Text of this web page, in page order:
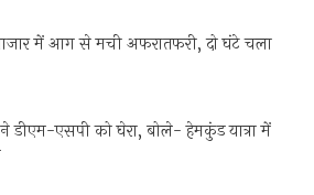
में आग से मची अफरातफरी, दो घंटे चला
ने डीएम-एसपी को घेरा, बोले- हेमकुंड यात्रा में